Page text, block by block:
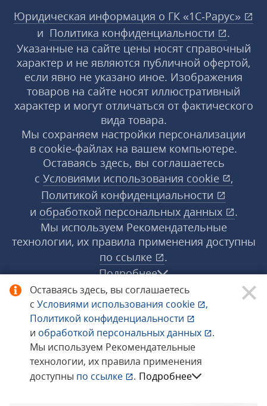
Оставаясь здесь, вы соглашаетесь
с Условиями использования cookie
,
Политикой конфиденциальности
и обработкой персональных данных
.
Мы используем Рекомендательные
технологии, их правила применения
доступны по ссылке . Подробнее
Юридическая информация о ГК «1С‑Рарус»
и Политика конфиденциальности
.
Указанные на сайте цены носят справочный
характер и не являются публичной офертой,
если явно не указано иное. Изображения
товаров на сайте носят иллюстративный
характер и могут отличаться от фактического
вида товара.
Мы сохраняем настройки персонализации
в cookie‑файлах на вашем компьютере.
Оставаясь здесь, вы соглашаетесь
с Условиями использования cookie
,
Политикой конфиденциальности
и обработкой персональных данных
.
Мы используем Рекомендательные
технологии, их правила применения доступны
по ссылке
.
Подробнее
© 1998−2026 «1С‑Рарус» ®. Все права
защищены.
Сообщить об ошибке